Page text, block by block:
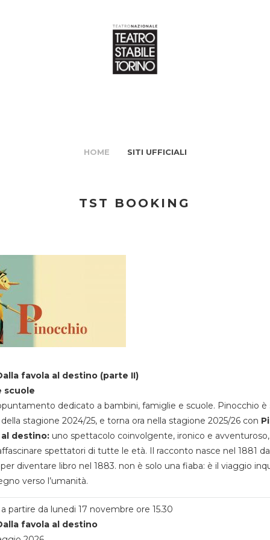
HOME SITI UFFICIALI
TST BOOKING
favola al destino (parte II)
scuole
dedicato a bambini, famiglie e scuole. Pinocchio
stagione 2024/25, e torna ora nella stagione 2025/26 con
destino:uno spettacolo coinvolgente, ironico e
spettatori di tutte le età. Il racconto nasce nel 1881
per diventare libro nel 1883. non è solo una fiaba: è il viaggio
verso l’umanità.
partire da lunedi 17 novembre ore 15.30
favola al destino